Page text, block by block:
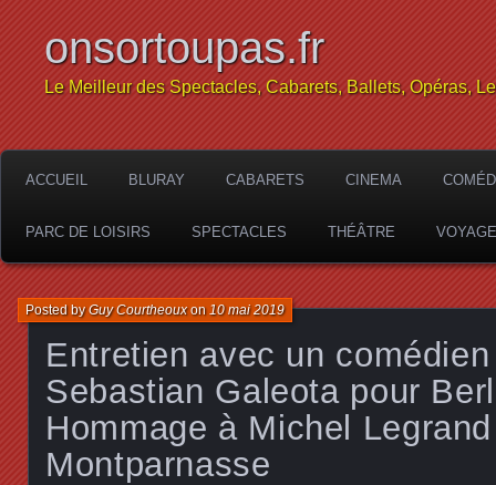
onsortoupas.fr
Le Meilleur des Spectacles, Cabarets, Ballets, Opéras,
ACCUEIL BLURAY CABARETS CINEMA
PARC DE LOISIRS SPECTACLES THÉÂTRE
Entretien avec un
Sebastian Galeota pour
Hommage à Michel
Montparnasse
Posted byGuy Courtheouxon10 mai 2019